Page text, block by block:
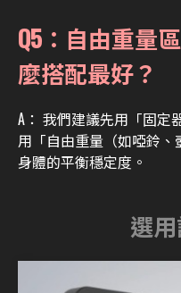
Q5：自由重量
麼搭配最好？
A： 我們建議先用「固定
用「自由重量（如啞鈴
身體的平衡穩定度。
選